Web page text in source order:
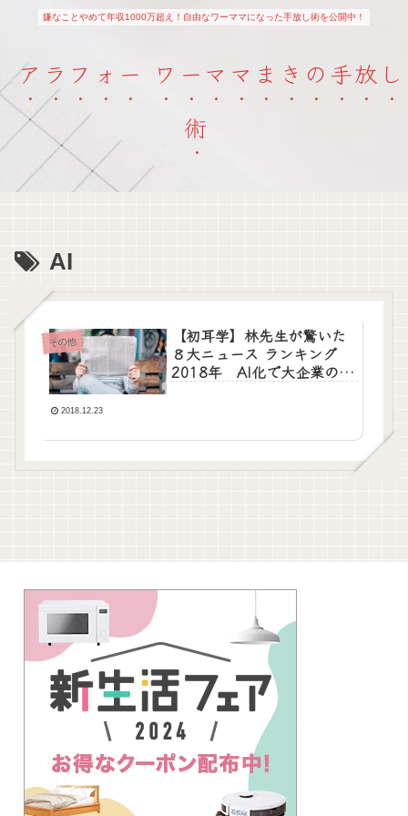
嫌なことやめて年収1000万超え！自由なワーママになった手放し術を公開中！
アラフォー ワーママまきの手放し
術
AI
その他
【初耳学】林先生が驚いた
８大ニュース ランキング
2018年 AI化で大企業の意
2018.12.23